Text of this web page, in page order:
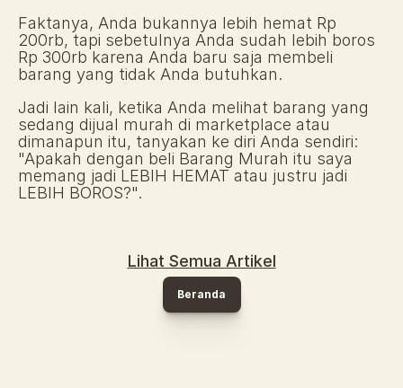
Faktanya, Anda bukannya lebih hemat Rp
200rb, tapi sebetulnya Anda sudah lebih boros
Rp 300rb karena Anda baru saja membeli
barang yang tidak Anda butuhkan.
Jadi lain kali, ketika Anda melihat barang yang
sedang dijual murah di marketplace atau
dimanapun itu, tanyakan ke diri Anda sendiri:
"Apakah dengan beli Barang Murah itu saya
memang jadi LEBIH HEMAT atau justru jadi
LEBIH BOROS?".
Lihat Semua Artikel
Beranda